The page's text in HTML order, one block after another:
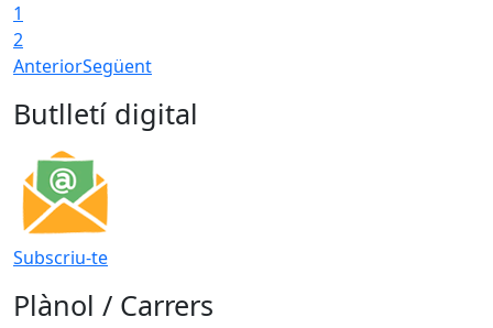
1
2
AnteriorSegüent
Butlletí digital
Subscriu-te
Plànol / Carrers